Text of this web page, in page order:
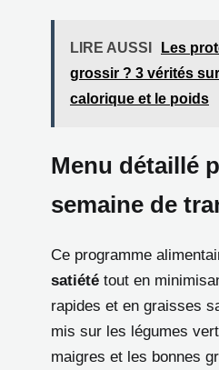
LIRE AUSSI
Les
grossir ? 3 vérités
calorique et le poids
Menu détaillé
semaine de
Ce programme
satiété tout en
rapides et en graisses
mis sur les légumes
maigres et les bonnes